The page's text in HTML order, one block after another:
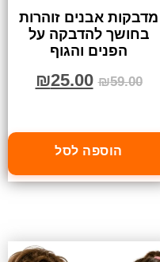
מדבקות אבנים זוהרות
בחושך להדבקה על
הפנים והגוף
₪59.00
₪25.00
הוספה לסל